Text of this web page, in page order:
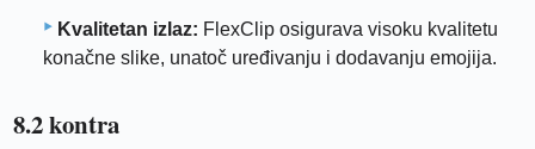
Kvalitetan izlaz: FlexClip osigurava visoku kvalitetu
konačne slike, unatoč uređivanju i dodavanju emojija.
8.2 kontra